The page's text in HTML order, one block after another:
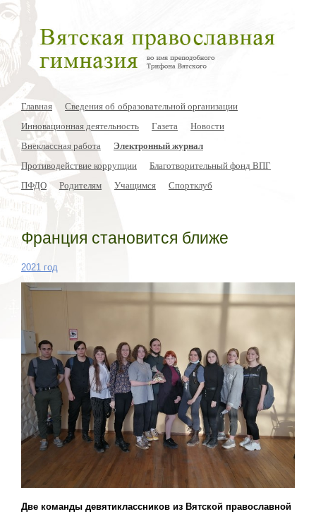
Главная
Сведения об образовательной организации
Инновационная деятельность
Газета
Новости
Внеклассная работа
Электронный журнал
Противодействие коррупции
Благотворительный фонд ВПГ
ПФДО
Родителям Учащимся Спортклуб
Франция становится ближе
2021 год
Две команды девятиклассников из Вятской православной